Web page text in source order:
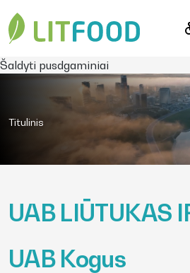
Šaldyti pusdgaminiai
Titulinis
UAB LIŪTUKAS
UAB Kogus